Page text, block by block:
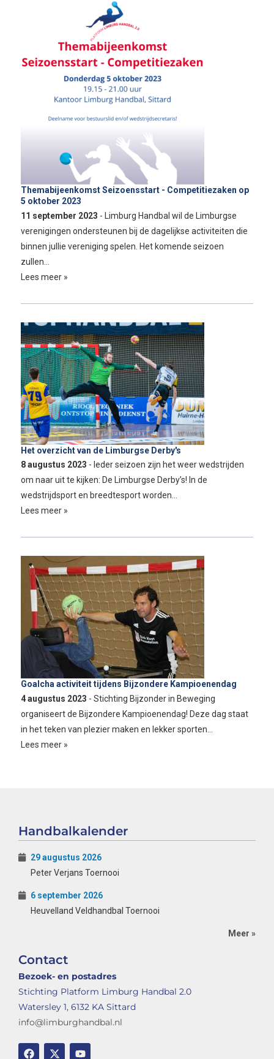
Themabijeenkomst Seizoensstart - Competitiezaken op
5 oktober 2023
11 september 2023 - Limburg Handbal wil de Limburgse
verenigingen ondersteunen bij de dagelijkse activiteiten die
binnen jullie vereniging spelen. Het komende seizoen
zullen…
Lees meer »
Het overzicht van de Limburgse Derby's
8 augustus 2023 - Ieder seizoen zijn het weer wedstrijden
om naar uit te kijken: De Limburgse Derby’s! In de
wedstrijdsport en breedtesport worden…
Lees meer »
Goalcha activiteit tijdens Bijzondere Kampioenendag
4 augustus 2023 - Stichting Bijzonder in Beweging
organiseert de Bijzondere Kampioenendag! Deze dag staat
in het teken van plezier maken en lekker sporten…
Lees meer »
Handbalkalender
29 augustus 2026
Peter Verjans Toernooi
6 september 2026
Heuvelland Veldhandbal Toernooi
Meer »
Contact
Bezoek- en postadres
Stichting Platform Limburg Handbal 2.0
Watersley 1, 6132 KA Sittard
info@limburghandbal.nl